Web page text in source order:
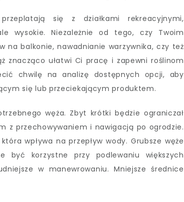
się z działkami rekreacyjnymi,
wysokie. Niezależnie od tego, czy Twoim
balkonie, nawadnianie warzywnika, czy też
znacząco ułatwi Ci pracę i zapewni roślinom
chwilę na analizę dostępnych opcji, aby
się lub przeciekającym produktem.
węża. Zbyt krótki będzie ograniczał
z przechowywaniem i nawigacją po ogrodzie.
wpływa na przepływ wody. Grubsze węże
być korzystne przy podlewaniu większych
w manewrowaniu. Mniejsze średnice